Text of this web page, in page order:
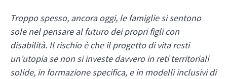
Troppo spesso, ancora oggi, le famiglie si sentono
sole nel pensare al futuro dei propri figli con
disabilità. Il rischio è che il progetto di vita resti
un’utopia se non si investe davvero in reti territoriali
solide, in formazione specifica, e in modelli inclusivi di